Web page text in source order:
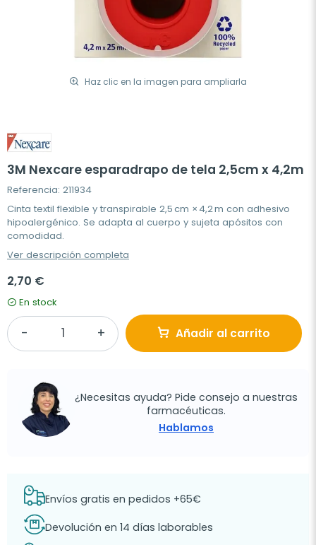
Haz clic en la imagen para ampliarla
3M Nexcare esparadrapo de tela 2,5cm x 4,2m
Referencia: 211934
Cinta textil flexible y transpirable 2,5 cm × 4,2 m con adhesivo
hipoalergénico. Se adapta al cuerpo y sujeta apósitos con
comodidad.
Ver descripción completa
2,70 €
En stock
Añadir al carrito
¿Necesitas ayuda? Pide consejo a nuestras
farmacéuticas.
Hablamos
Envíos gratis en pedidos +65€
Devolución en 14 días laborables